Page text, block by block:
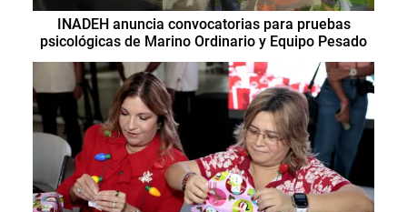
INADEH anuncia convocatorias para pruebas
psicológicas de Marino Ordinario y Equipo Pesado